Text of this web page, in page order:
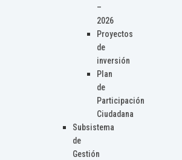
–
2026
Proyectos
de
inversión
Plan
de
Participación
Ciudadana
Subsistema
de
Gestión